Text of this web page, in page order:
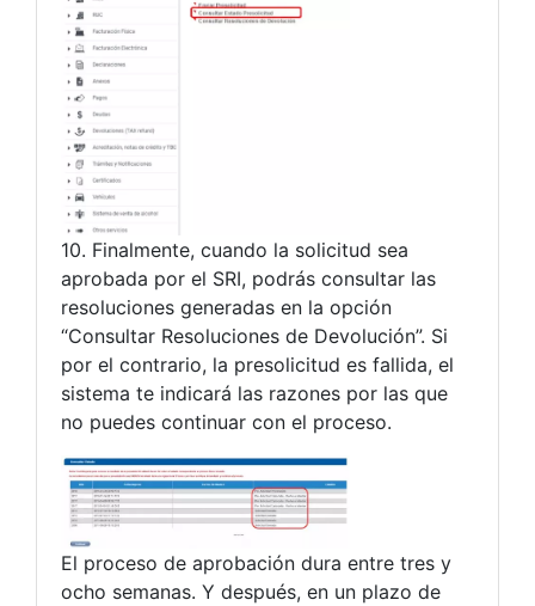
10. Finalmente, cuando la solicitud sea
aprobada por el SRI, podrás consultar las
resoluciones generadas en la opción
“Consultar Resoluciones de Devolución”. Si
por el contrario, la presolicitud es fallida, el
sistema te indicará las razones por las que
no puedes continuar con el proceso.
El proceso de aprobación dura entre tres y
ocho semanas. Y después, en un plazo de